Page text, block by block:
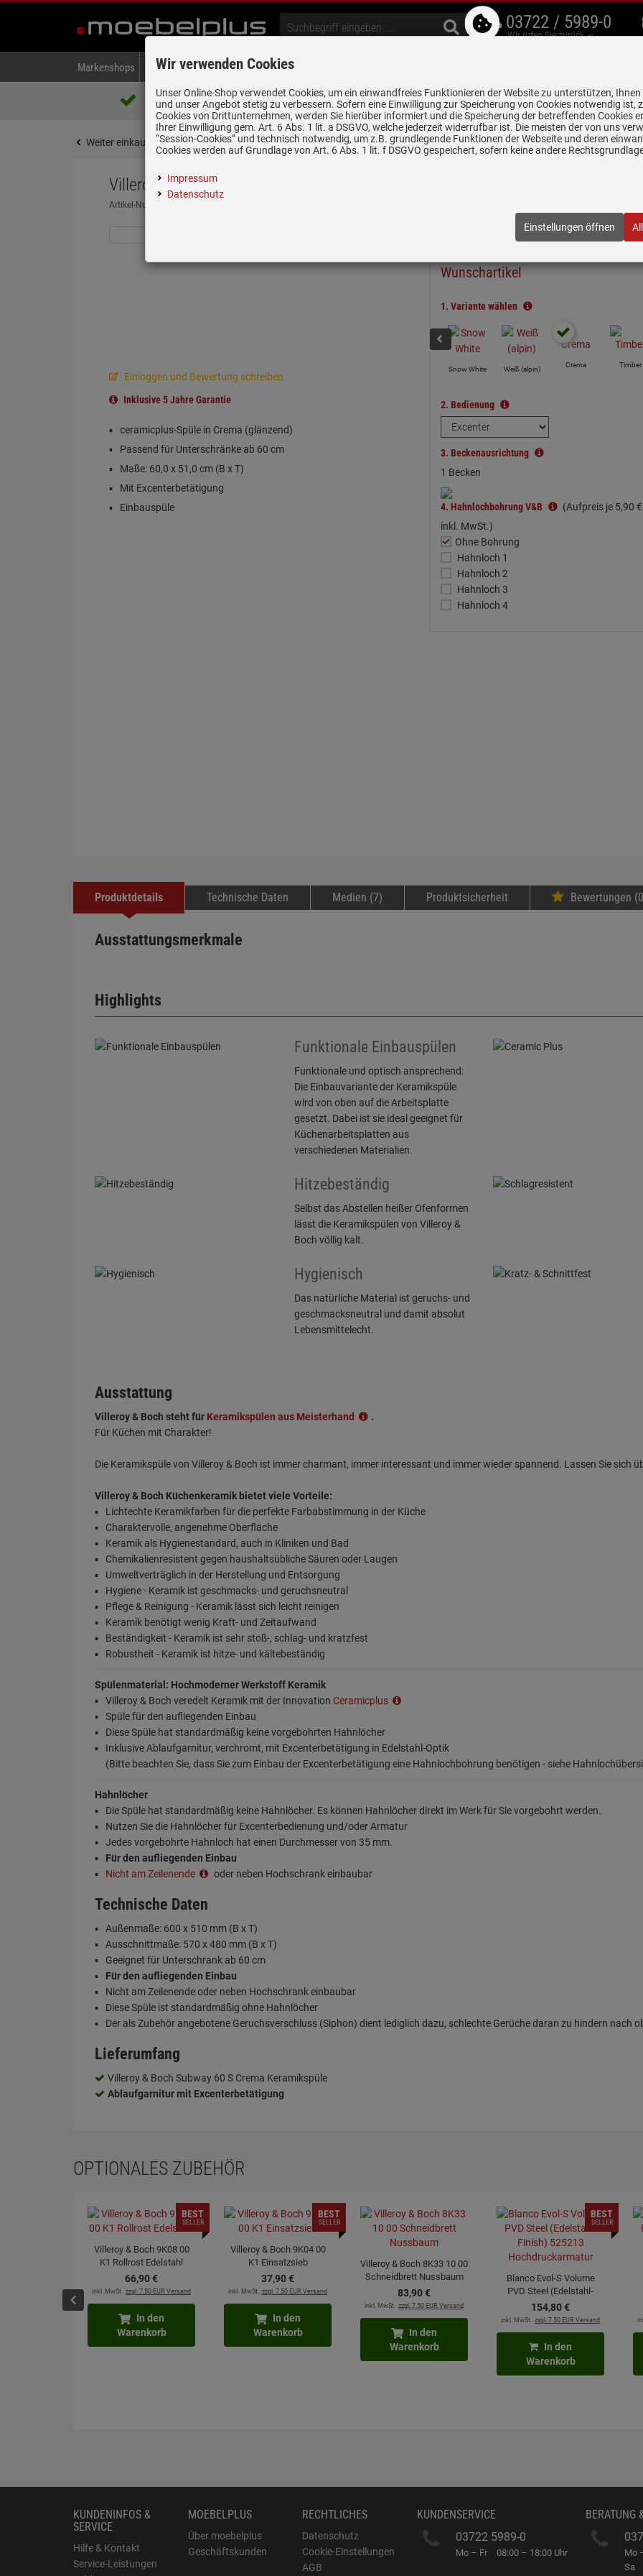
03722 / 5989-0
Wir rufen Sie zurück
Markenshops Backen & Kochen Kühlen & Gefrieren
Über 85.000 positive Bewertungen
auf eBay, Amazon und Trusted Shops
5 Jahre Garantie auf
alle gekennzeichneten Produkte
Weiter einkaufen Startseite Spülen & Armaturen Keramikspülen Villeroy & Boch Subway 60 S Crema - 3309 02 KR
Villeroy & Boch Subway 60 S Crema - 3309 02 KR Keramikspüle
Artikel-Nummer:
Einloggen und Bewertung schreiben
Inklusive 5 Jahre Garantie
ceramicplus-Spüle in Crema (glänzend)
Passend für Unterschränke ab 60 cm
Maße: 60,0 x 51,0 cm (B x T)
Mit Excenterbetätigung
Einbauspüle
Wunschartikel
1. Variante wählen
Snow White Weiß (alpin)
Crema Timber
2. Bedienung
3. Beckenausrichtung
1 Becken
4. Hahnlochbohrung V&B (Aufpreis je 5,90 €
inkl. MwSt.)
Ohne Bohrung
Hahnloch 1
Hahnloch 2
Hahnloch 3
Hahnloch 4
Produktdetails Technische Daten Medien (7) Produktsicherheit Bewertungen
Ausstattungsmerkmale
Highlights
Funktionale Einbauspülen
Funktionale und optisch ansprechend:
Die Einbauvariante der Keramikspüle
wird von oben auf die Arbeitsplatte
gesetzt. Dabei ist sie ideal geeignet für
Küchenarbeitsplatten aus
verschiedenen Materialien.
Hitzebeständig
Selbst das Abstellen heißer Ofenformen
lässt die Keramikspülen von Villeroy &
Boch völlig kalt.
Hygienisch
Das natürliche Material ist geruchs- und
geschmacksneutral und damit absolut
Lebensmittelecht.
Ausstattung
Villeroy & Boch steht für Keramikspülen aus Meisterhand
.
Für Küchen mit Charakter!
Die Keramikspüle von Villeroy & Boch ist immer charmant, immer interessant und immer wieder spannend. Lassen Sie sich
Villeroy & Boch Küchenkeramik bietet viele Vorteile:
Lichtechte Keramikfarben für die perfekte Farbabstimmung in der Küche
Charaktervolle, angenehme Oberfläche
Keramik als Hygienestandard, auch in Kliniken und Bad
Chemikalienresistent gegen haushaltsübliche Säuren oder Laugen
Umweltverträglich in der Herstellung und Entsorgung
Hygiene - Keramik ist geschmacks- und geruchsneutral
Pflege & Reinigung - Keramik lässt sich leicht reinigen
Keramik benötigt wenig Kraft- und Zeitaufwand
Beständigkeit - Keramik ist sehr stoß-, schlag- und kratzfest
Robustheit - Keramik ist hitze- und kältebeständig
Spülenmaterial: Hochmoderner Werkstoff Keramik
Villeroy & Boch veredelt Keramik mit der Innovation Ceramicplus
Spüle für den aufliegenden Einbau
Diese Spüle hat standardmäßig keine vorgebohrten Hahnlöcher
Inklusive Ablaufgarnitur, verchromt, mit Excenterbetätigung in Edelstahl-Optik
(Bitte beachten Sie, dass Sie zum Einbau der Excenterbetätigung eine Hahnlochbohrung benötigen - siehe
Hahnlöcher
Die Spüle hat standardmäßig keine Hahnlöcher. Es können Hahnlöcher direkt im Werk für Sie vorgebohrt werden.
Nutzen Sie die Hahnlöcher für Excenterbedienung und/oder Armatur
Jedes vorgebohrte Hahnloch hat einen Durchmesser von 35 mm.
Für den aufliegenden Einbau
Nicht am Zeilenende
oder neben Hochschrank einbaubar
Technische Daten
Außenmaße: 600 x 510 mm (B x T)
Ausschnittmaße: 570 x 480 mm (B x T)
Geeignet für Unterschrank ab 60 cm
Für den aufliegenden Einbau
Nicht am Zeilenende oder neben Hochschrank einbaubar
Diese Spüle ist standardmäßig ohne Hahnlöcher
Der als Zubehör angebotene Geruchsverschluss (Siphon) dient lediglich dazu, schlechte Gerüche daran zu hindern nach
Lieferumfang
Villeroy & Boch Subway 60 S Crema Keramikspüle
Ablaufgarnitur mit Excenterbetätigung
OPTIONALES ZUBEHÖR
Villeroy & Boch 9K08 00
K1 Rollrost Edelstahl
66,90€
inkl. MwSt. zzgl. 7.50 EUR Versand
BEST
SELLER
In den
Warenkorb
Villeroy & Boch 9K04 00
K1 Einsatzsieb
37,90€
inkl. MwSt. zzgl. 7.50 EUR Versand
BEST
SELLER
In den
Warenkorb
Villeroy & Boch 8K33 10 00
Schneidbrett Nussbaum
83,90€
inkl. MwSt. zzgl. 7.50 EUR Versand
In den
Warenkorb
Blanco Evol-S Volume
PVD Steel (Edelstahl-
Finish) 525213
Hochdruckarmatur
154,80€
inkl. MwSt. zzgl. 7.50 EUR Versand
BEST
SELLER
In den
Warenkorb
KUNDENINFOS &
SERVICE
Hilfe & Kontakt
Service-Leistungen
MOEBELPLUS
Über moebelplus
Geschäftskunden
RECHTLICHES
Datenschutz
Cookie-Einstellungen
AGB
KUNDENSERVICE
03722 5989-0
Mo – Fr 08:00 – 18:00 Uhr
BERATUNG
Mo
Sa
Wir verwenden Cookies
Unser Online-Shop verwendet Cookies, um ein einwandfreies Funktionieren der Website zu unterstützen,
und unser Angebot stetig zu verbessern. Sofern eine Einwilligung zur Speicherung von Cookies notwendig ist,
Cookies von Drittunternehmen, werden Sie hierüber informiert und die Speicherung der betreffenden Cookies
Ihrer Einwilligung gem. Art. 6 Abs. 1 lit. a DSGVO, welche jederzeit widerrufbar ist. Die meisten der von uns
“Session-Cookies” und technisch notwendig, um z.B. grundlegende Funktionen der Webseite und deren
Cookies werden auf Grundlage von Art. 6 Abs. 1 lit. f DSGVO gespeichert, sofern keine andere
Impressum
Datenschutz
Einstellungen öffnen